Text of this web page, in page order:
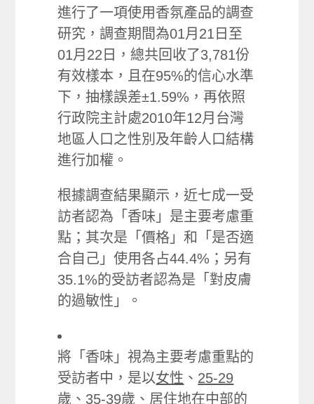
進行了一項使用香氛產品的調查
研究，調查期間為01月21日至
01月22日，總共回收了3,781份
有效樣本，且在95%的信心水準
下，抽樣誤差±1.59%，再依照
行政院主計處2010年12月台灣
地區人口之性別及年齡人口結構
進行加權。
根據調查結果顯示，近七成一受
訪者認為「香味」是主要考慮重
點；其次是「價格」和「是否適
合自己」使用各占44.4%；另有
35.1%的受訪者認為是「對皮膚
的過敏性」。
將「香味」視為主要考慮重點的
受訪者中，是以女性 、 25-29
歲 、 35-39歲 、居住地在中部的